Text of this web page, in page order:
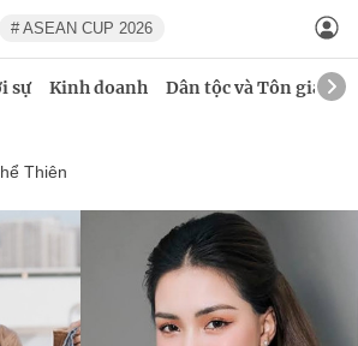
# ASEAN CUP 2026
sự Kinh doanh Dân tộc và Tôn giáo
Thiên